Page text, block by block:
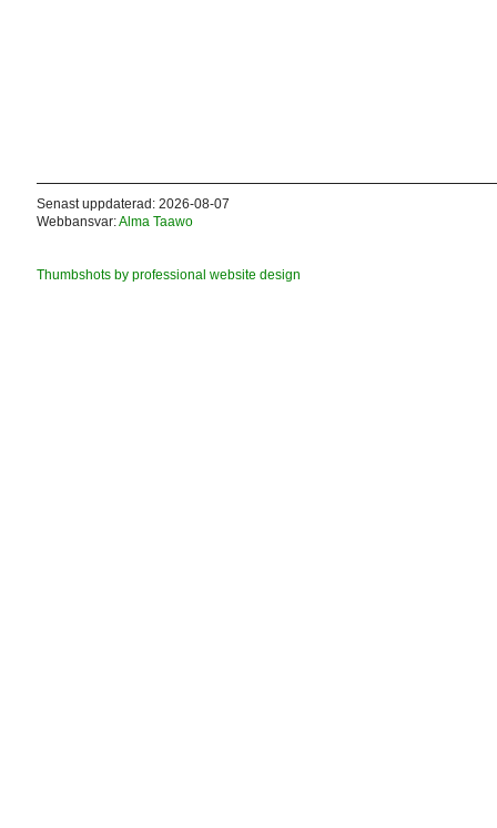
Senast uppdaterad: 2026-08-07
Webbansvar:Alma Taawo
Thumbshots by professional website design